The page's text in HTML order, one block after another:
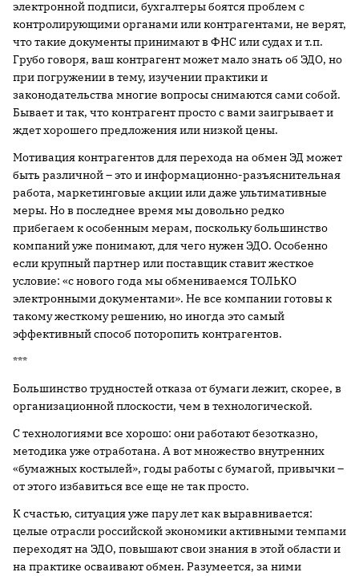
электронной подписи, бухгалтеры боятся проблем с
контролирующими органами или контрагентами, не верят,
что такие документы принимают в ФНС или судах и т.п.
Грубо говоря, ваш контрагент может мало знать об ЭДО, но
при погружении в тему, изучении практики и
законодательства многие вопросы снимаются сами собой.
Бывает и так, что контрагент просто с вами заигрывает и
ждет хорошего предложения или низкой цены.
Мотивация контрагентов для перехода на обмен ЭД может
быть различной – это и информационно-разъяснительная
работа, маркетинговые акции или даже ультимативные
меры. Но в последнее время мы довольно редко
прибегаем к особенным мерам, поскольку большинство
компаний уже понимают, для чего нужен ЭДО. Особенно
если крупный партнер или поставщик ставит жесткое
условие: «с нового года мы обмениваемся ТОЛЬКО
электронными документами». Не все компании готовы к
такому жесткому решению, но иногда это самый
эффективный способ поторопить контрагентов.
***
Большинство трудностей отказа от бумаги лежит, скорее, в
организационной плоскости, чем в технологической.
С технологиями все хорошо: они работают безотказно,
методика уже отработана. А вот множество внутренних
«бумажных костылей», годы работы с бумагой, привычки –
от этого избавиться все еще не так просто.
К счастью, ситуация уже пару лет как выравнивается:
целые отрасли российской экономики активными темпами
переходят на ЭДО, повышают свои знания в этой области и
на практике осваивают обмен. Разумеется, за ними